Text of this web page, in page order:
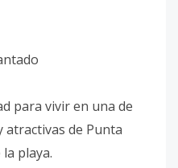
para vivir en una de
atractivas de Punta
playa.